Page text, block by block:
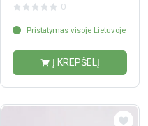
0
Pristatymas visoje Lietuvoje
Į KREPŠELĮ